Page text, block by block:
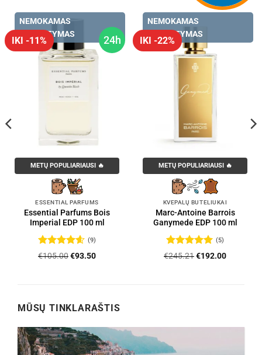
24h
IKI -11%
NEMOKAMAS
PRISTATYMAS
METŲ POPULIARIAUSI 🔥
ESSENTIAL PARFUMS
Essential Parfums Bois
Imperial EDP 100 ml
Įvertinimas:
(9)
€105.00Original
€93.50Current
IKI -22%
NEMOKAMAS
PRISTATYMAS
METŲ POPULIARIAUSI 🔥
KVEPALŲ BUTELIUKAI
Marc-Antoine Barrois
Ganymede EDP 100 ml
Įvertinimas:
(5)
€245.21Original
€192.00Current
MŪSŲ TINKLARAŠTIS